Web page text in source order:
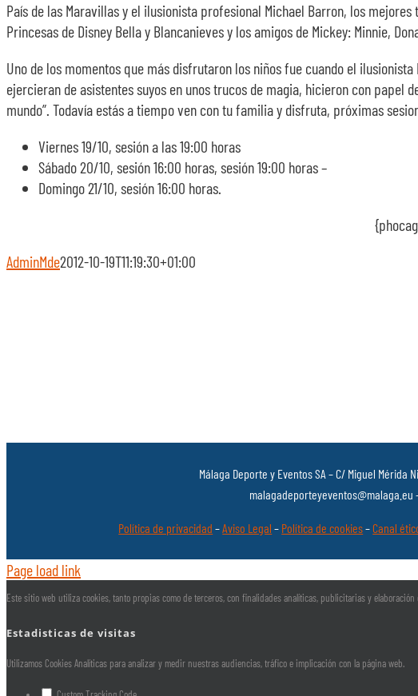
País de las Maravillas y el ilusionista profesional Michael Barron, los
Princesas de Disney Bella y Blancanieves y los amigos de Mickey: Minnie,
Uno de los momentos que más disfrutaron los niños fue cuando el
ejercieran de asistentes suyos en unos trucos de magia, hicieron con papel
mundo”. Todavía estás a tiempo ven con tu familia y disfruta, próximas
Viernes 19/10, sesión a las 19:00 horas
Sábado 20/10, sesión 16:00 horas, sesión 19:00 horas –
Domingo 21/10, sesión 16:00 horas.
AdminMde2012-10-19T11:19:30+01:00
Málaga Deporte y Eventos SA – C/ Miguel Mérida
malagadeporteyeventos@malaga.eu
Política de privacidad –Aviso Legal – Política de cookies–Canal
Page load link
Este sitio web utiliza cookies, tanto propias como de terceros, con finalidades analíticas, publicitarias y
Estadisticas de visitas
Utilizamos Cookies Analíticas para analizar y medir nuestras audiencias, tráfico e implicación con la página web.